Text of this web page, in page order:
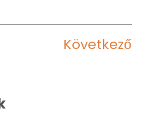
Következő